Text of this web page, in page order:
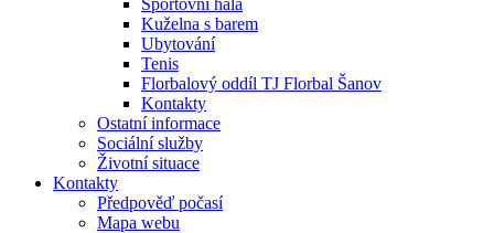
Kuželna s barem
Ubytování
Tenis
Florbalový oddíl TJ Florbal Šanov
Kontakty
Ostatní informace
Sociální služby
Životní situace
Kontakty
Předpověď počasí
Mapa webu